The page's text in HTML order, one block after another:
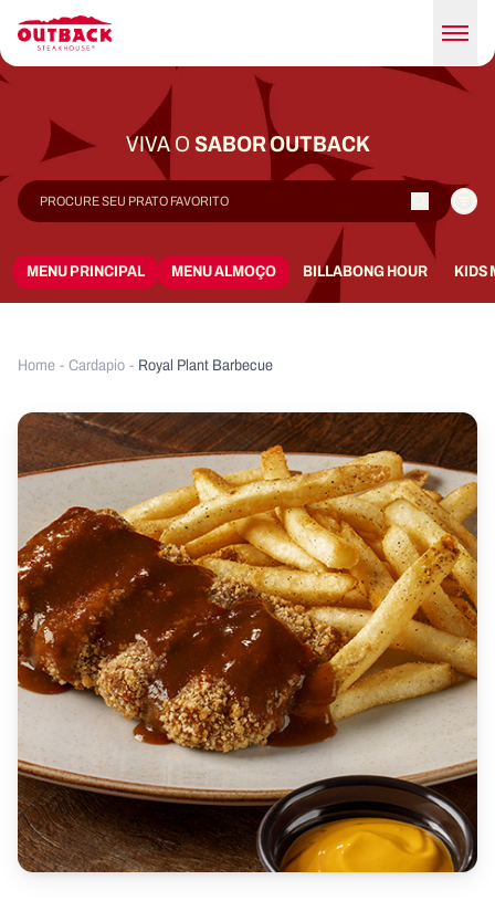
VIVA OSABOR OUTBACK
MENU PRINCIPAL MENU ALMOÇO BILLABONG HOUR KIDS
Home-Cardapio- Royal Plant Barbecue